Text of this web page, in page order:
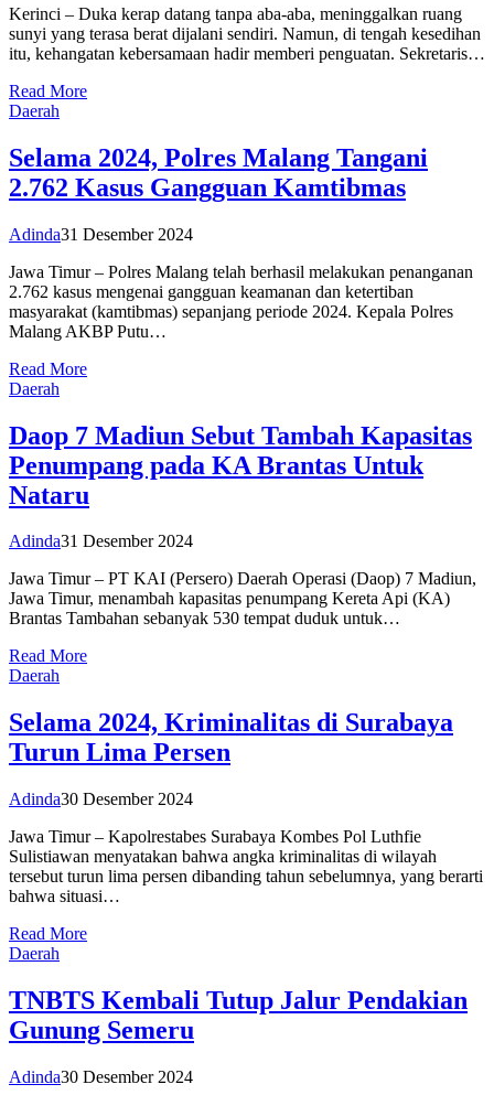
Kerinci – Duka kerap datang tanpa aba-aba, meninggalkan ruang
sunyi yang terasa berat dijalani sendiri. Namun, di tengah kesedihan
itu, kehangatan kebersamaan hadir memberi penguatan. Sekretaris…
Read More
Daerah
Selama 2024, Polres Malang Tangani
2.762 Kasus Gangguan Kamtibmas
Adinda31 Desember 2024
Jawa Timur – Polres Malang telah berhasil melakukan penanganan
2.762 kasus mengenai gangguan keamanan dan ketertiban
masyarakat (kamtibmas) sepanjang periode 2024. Kepala Polres
Malang AKBP Putu…
Read More
Daerah
Daop 7 Madiun Sebut Tambah Kapasitas
Penumpang pada KA Brantas Untuk
Nataru
Adinda31 Desember 2024
Jawa Timur – PT KAI (Persero) Daerah Operasi (Daop) 7 Madiun,
Jawa Timur, menambah kapasitas penumpang Kereta Api (KA)
Brantas Tambahan sebanyak 530 tempat duduk untuk…
Read More
Daerah
Selama 2024, Kriminalitas di Surabaya
Turun Lima Persen
Adinda30 Desember 2024
Jawa Timur – Kapolrestabes Surabaya Kombes Pol Luthfie
Sulistiawan menyatakan bahwa angka kriminalitas di wilayah
tersebut turun lima persen dibanding tahun sebelumnya, yang berarti
bahwa situasi…
Read More
Daerah
TNBTS Kembali Tutup Jalur Pendakian
Gunung Semeru
Adinda30 Desember 2024